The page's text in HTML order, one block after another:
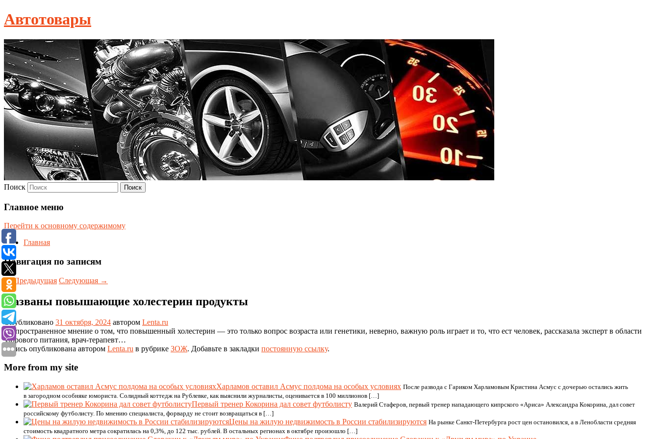
Автотовары
Поиск
Главное меню
Перейти к основному содержимому
Главная
Навигация по записям
←Предыдущая Следующая →
Названы повышающие холестерин продукты
Опубликовано 31 октября, 2024 автором Lenta.ru
Распространенное мнение о том, что повышенный холестерин — это только вопрос возраста или генетики, неверно, важную роль играет и то, что ест человек, рассказала эксперт в области
здорового питания, врач-терапевт…
Запись опубликована автором Lenta.ru в рубрике ЗОЖ. Добавьте в закладки постоянную ссылку.
More from my site
Харламов оставил Асмус полдома на особых условиях После развода с Гариком Харламовым Кристина Асмус с дочерью остались жить
в загородном особняке юмориста. Солидный коттедж на Рублевке, как выяснили журналисты, оценивается в 100 миллионов […]
Первый тренер Кокорина дал совет футболисту Валерий Стаферов, первый тренер нападающего кипрского «Ариса» Александра Кокорина, дал совет
российскому футболисту. По мнению специалиста, форварду не стоит возвращаться в […]
Цены на жилую недвижимость в России стабилизируются На рынке Санкт-Петербурга рост цен остановился, а в Ленобласти средняя
стоимость квадратного метра сократилась на 0,3%, до 122 тыс. рублей. В остальных регионах в октябре произошло […]